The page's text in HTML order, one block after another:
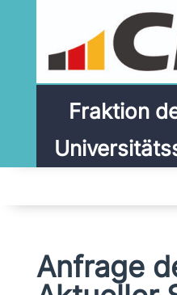
Fraktion
Anfrage